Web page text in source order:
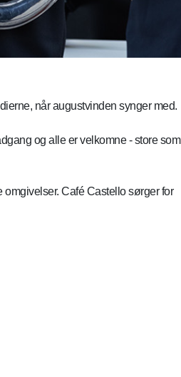
når augustvinden synger med.
og alle er velkomne - store som
Café Castello sørger for